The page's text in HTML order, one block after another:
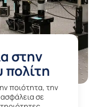
στην
πολίτη
ποιότητα, την
σε